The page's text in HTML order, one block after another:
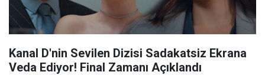
Kanal D'nin Sevilen Dizisi Sadakatsiz Ekrana
Veda Ediyor! Final Zamanı Açıklandı